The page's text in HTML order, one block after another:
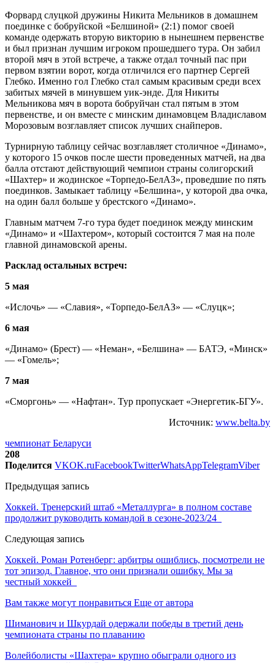
Форвард слуцкой дружины Никита Мельников в домашнем
поединке с бобруйской «Белшиной» (2:1) помог своей
команде одержать вторую викторию в нынешнем первенстве
и был признан лучшим игроком прошедшего тура. Он забил
второй мяч в этой встрече, а также отдал точный пас при
первом взятии ворот, когда отличился его партнер Сергей
Глебко. Именно гол Глебко стал самым красивым среди всех
забитых мячей в минувшем уик-энде. Для Никиты
Мельникова мяч в ворота бобруйчан стал пятым в этом
первенстве, и он вместе с минским динамовцем Владиславом
Морозовым возглавляет список лучших снайперов.
Турнирную таблицу сейчас возглавляет столичное «Динамо»,
у которого 15 очков после шести проведенных матчей, на два
балла отстают действующий чемпион страны солигорский
«Шахтер» и жодинское «Торпедо-БелАЗ», проведшие по пять
поединков. Замыкает таблицу «Белшина», у которой два очка,
на один балл больше у брестского «Динамо».
Главным матчем 7-го тура будет поединок между минским
«Динамо» и «Шахтером», который состоится 7 мая на поле
главной динамовской арены.
Расклад остальных встреч:
5 мая
«Ислочь» — «Славия», «Торпедо-БелАЗ» — «Слуцк»;
6 мая
«Динамо» (Брест) — «Неман», «Белшина» — БАТЭ, «Минск»
— «Гомель»;
7 мая
«Сморгонь» — «Нафтан». Тур пропускает «Энергетик-БГУ».
Источник: www.belta.by
чемпионат Беларуси
208
Поделится VKOK.ruFacebookTwitterWhatsAppTelegramViber
Предыдущая запись
Хоккей. Тренерский штаб «Металлурга» в полном составе
продолжит руководить командой в сезоне-2023/24
Следующая запись
Хоккей. Роман Ротенберг: арбитры ошиблись, посмотрели не
тот эпизод. Главное, что они признали ошибку. Мы за
честный хоккей
Вам также могут понравиться Еще от автора
Шиманович и Шкурдай одержали победы в третий день
чемпионата страны по плаванию
Волейболисты «Шахтера» крупно обыграли одного из